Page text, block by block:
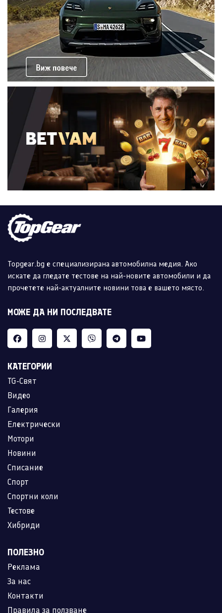
Topgear.bg е специализирана автомобилна медия. Ако
искате да гледате тестове на най-новите автомобили и да
прочетете най-актуалните новини това е вашето място.
МОЖЕ ДА НИ ПОСЛЕДВАТЕ
КАТЕГОРИИ
TG-Свят
Видео
Галерия
Електрически
Мотори
Новини
Списание
Спорт
Спортни коли
Тестове
Хибриди
ПОЛЕЗНО
Реклама
За нас
Контакти
Правила за ползване